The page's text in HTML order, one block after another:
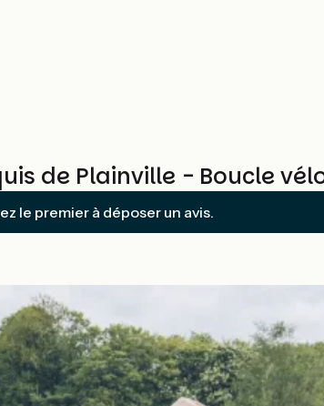
de Plainville - Boucle
le premier à déposer un avis.